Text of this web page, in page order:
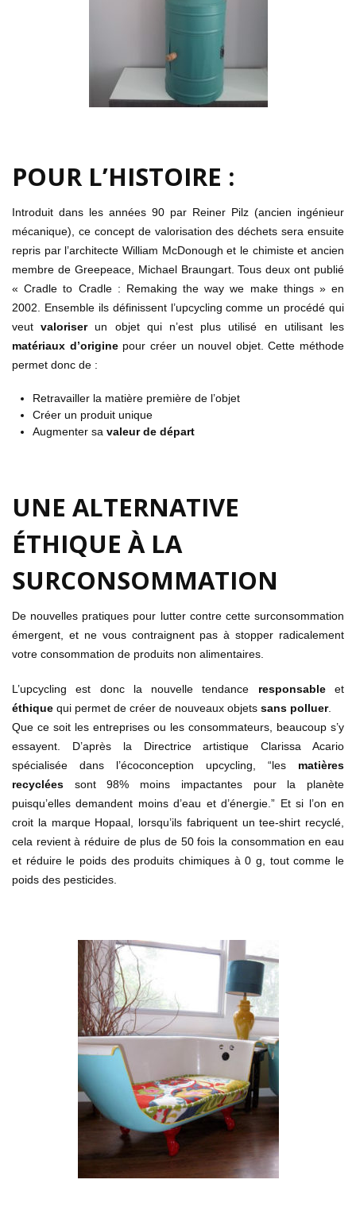
POUR L’HISTOIRE :
Introduit dans les années 90 par Reiner Pilz (ancien ingénieur
mécanique), ce concept de valorisation des déchets sera ensuite
repris par l’architecte William McDonough et le chimiste et ancien
membre de Greepeace, Michael Braungart. Tous deux ont publié
« Cradle to Cradle : Remaking the way we make things » en
2002. Ensemble ils définissent l’upcycling comme un procédé qui
veutvaloriserun objet qui n’est plus utilisé en utilisant les
matériaux d’originepour créer un nouvel objet. Cette méthode
permet donc de :
Retravailler la matière première de l’objet
Créer un produit unique
Augmenter sa valeur de départ
UNE ALTERNATIVE
ÉTHIQUE À LA
SURCONSOMMATION
De nouvelles pratiques pour lutter contre cette surconsommation
émergent, et ne vous contraignent pas à stopper radicalement
votre consommation de produits non alimentaires.
L’upcycling est donc la nouvelle tendance responsableet
éthique qui permet de créer de nouveaux objets sans polluer.
Que ce soit les entreprises ou les consommateurs, beaucoup s’y
essayent. D’après la Directrice artistique Clarissa Acario
spécialisée dans l’écoconception upcycling, “les matières
recyclées sont 98% moins impactantes pour la planète
puisqu’elles demandent moins d’eau et d’énergie.” Et si l’on en
croit la marque Hopaal, lorsqu’ils fabriquent un tee-shirt recyclé,
cela revient à réduire de plus de 50 fois la consommation en eau
et réduire le poids des produits chimiques à 0 g, tout comme le
poids des pesticides.